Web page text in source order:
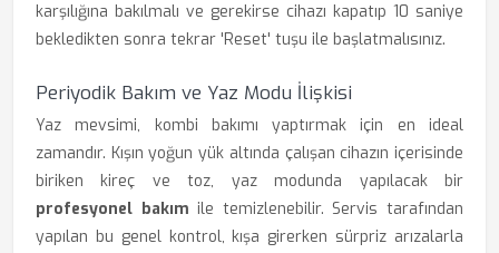
karşılığına bakılmalı ve gerekirse cihazı kapatıp 10 saniye
bekledikten sonra tekrar 'Reset' tuşu ile başlatmalısınız.
Periyodik Bakım ve Yaz Modu İlişkisi
Yaz mevsimi, kombi bakımı yaptırmak için en ideal
zamandır. Kışın yoğun yük altında çalışan cihazın içerisinde
biriken kireç ve toz, yaz modunda yapılacak bir
profesyonel bakım ile temizlenebilir. Servis tarafından
yapılan bu genel kontrol, kışa girerken sürpriz arızalarla